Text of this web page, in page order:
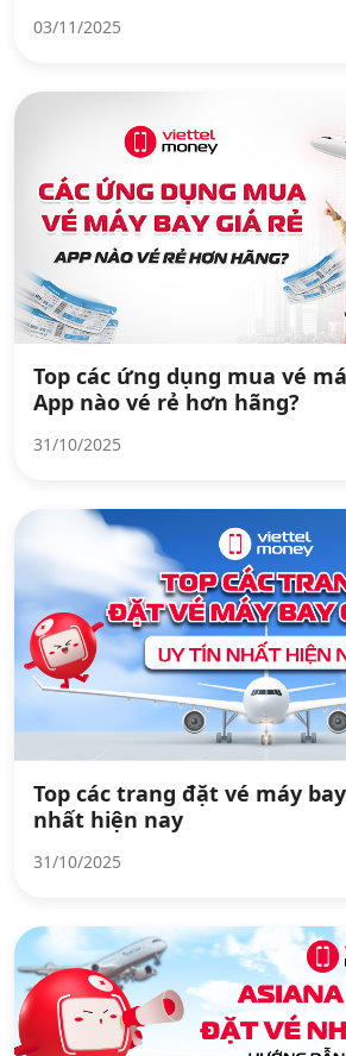
03/11/2025
Top các ứng dụng mua vé
App nào vé rẻ hơn hãng?
31/10/2025
Top các trang đặt vé máy
nhất hiện nay
31/10/2025